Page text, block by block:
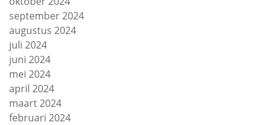
september 2024
augustus 2024
juli 2024
juni 2024
mei 2024
april 2024
maart 2024
februari 2024